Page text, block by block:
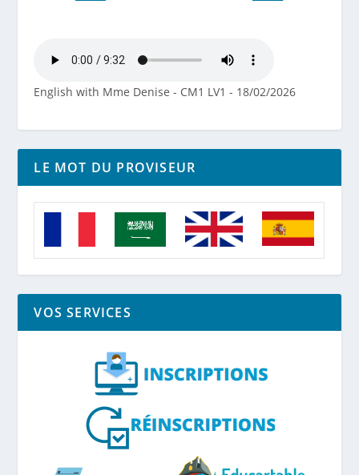
English with Mme Denise - CM1 LV1 - 18/02/2026
LE MOT DU PROVISEUR
VOS SERVICES